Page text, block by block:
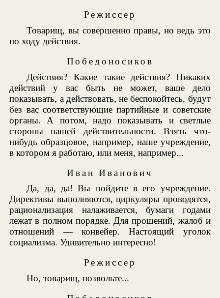
Режиссер
Товарищ, вы совершенно правы, но ведь это
по ходу действия.
Победоносиков
Действия? Какие такие действия? Никаких
действий у вас быть не может, ваше дело
показывать, а действовать, не беспокойтесь, будут
без вас соответствующие партийные и советские
органы. А потом, надо показывать и светлые
стороны нашей действительности. Взять что-
нибудь образцовое, например, наше учреждение,
в котором я работаю, или меня, например...
Иван Иванович
Да, да, да! Вы пойдите в его учреждение.
Директивы выполняются, циркуляры проводятся,
рационализация налаживается, бумаги годами
лежат в полном порядке. Для прошений, жалоб и
отношений — конвейер. Настоящий уголок
социализма. Удивительно интересно!
Режиссер
Но, товарищ, позвольте...